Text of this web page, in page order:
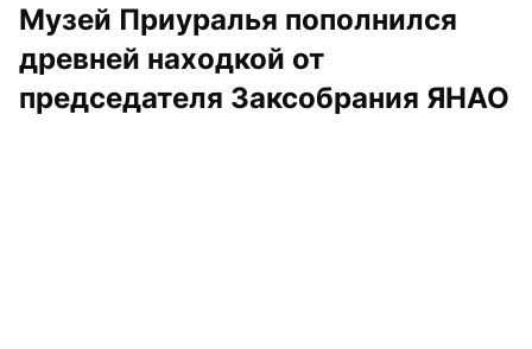
Музей Приуралья пополнился
древней находкой от
председателя Заксобрания ЯНАО